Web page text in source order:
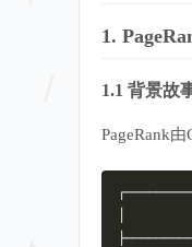
1.
1.1 背景故
PageRank